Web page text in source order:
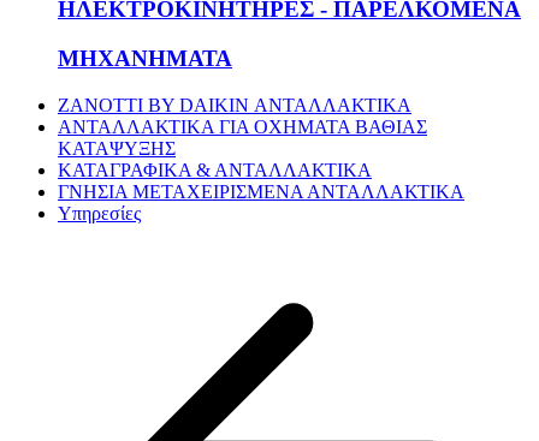
ΗΛΕΚΤΡΟΚΙΝΗΤΗΡΕΣ - ΠΑΡΕΛΚΟΜΕΝΑ
ΜΗΧΑΝΗΜΑΤΑ
ZANOTTI BY DAIKIN ΑΝΤΑΛΛΑΚΤΙΚΑ
ΑΝΤΑΛΛΑΚΤΙΚΑ ΓΙΑ ΟΧΗΜΑΤΑ ΒΑΘΙΑΣ
ΚΑΤΑΨΥΞΗΣ
ΚΑΤΑΓΡΑΦΙΚΑ & ΑΝΤΑΛΛΑΚΤΙΚΑ
ΓΝΗΣΙΑ ΜΕΤΑΧΕΙΡΙΣΜΕΝΑ ΑΝΤΑΛΛΑΚΤΙΚΑ
Υπηρεσίες